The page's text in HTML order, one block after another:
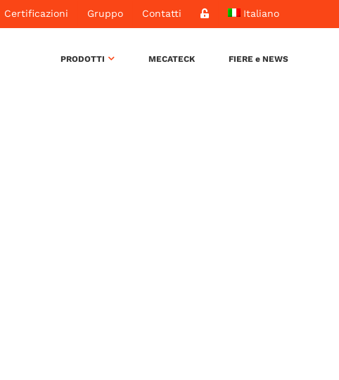
Certificazioni Gruppo Contatti Italiano
PRODOTTI MECATECK FIERE e NEWS